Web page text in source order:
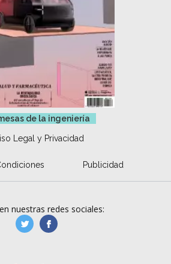
de la ingeniería
Legal y Privacidad
Publicidad
nuestras redes sociales:
manufacturaGE